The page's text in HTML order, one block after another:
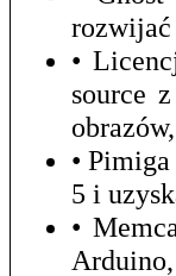
rozwijać
•
source
•
5 i
•